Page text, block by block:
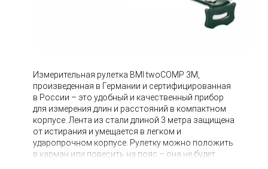
Измерительная рулетка BMI twoCOMP 3M,
произведенная в Германии и сертифицированная
в России – это удобный и качественный прибор
для измерения длин и расстояний в компактном
корпусе. Лента из стали длиной 3 метра защищена
от истирания и умещается в легком и
ударопрочном корпусе. Рулетку можно положить
в карман или повесить на пояс – она не будет